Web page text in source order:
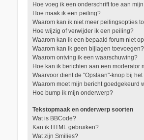
Hoe voeg ik een onderschrift toe aan
Hoe maak ik een peiling?
Waarom kan ik niet meer peilingsopties
Hoe wijzig of verwijder ik een peiling?
Waarom kan ik een bepaald forum niet
Waarom kan ik geen bijlagen toevoegen?
Waarom ontving ik een waarschuwing?
Hoe kan ik berichten aan een moderator
Waarvoor dient de "Opslaan"-knop bij
Waarom moet mijn bericht goedgekeurd
Hoe bump ik mijn onderwerp?
Tekstopmaak en onderwerp soorten
Wat is BBCode?
Kan ik HTML gebruiken?
Wat zijn Smilies?